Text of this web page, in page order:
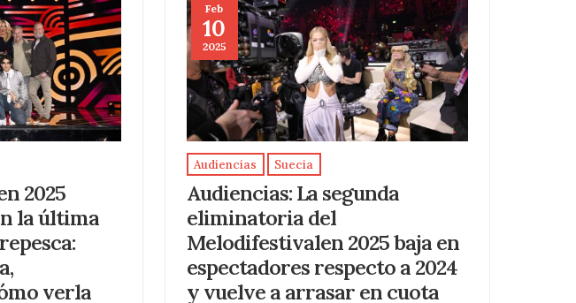
2025
la última
verla
Feb
10
2025
Audiencias Suecia
Audiencias: La segunda
eliminatoria del
Melodifestivalen 2025 baja en
espectadores respecto a 2024
y vuelve a arrasar en cuota